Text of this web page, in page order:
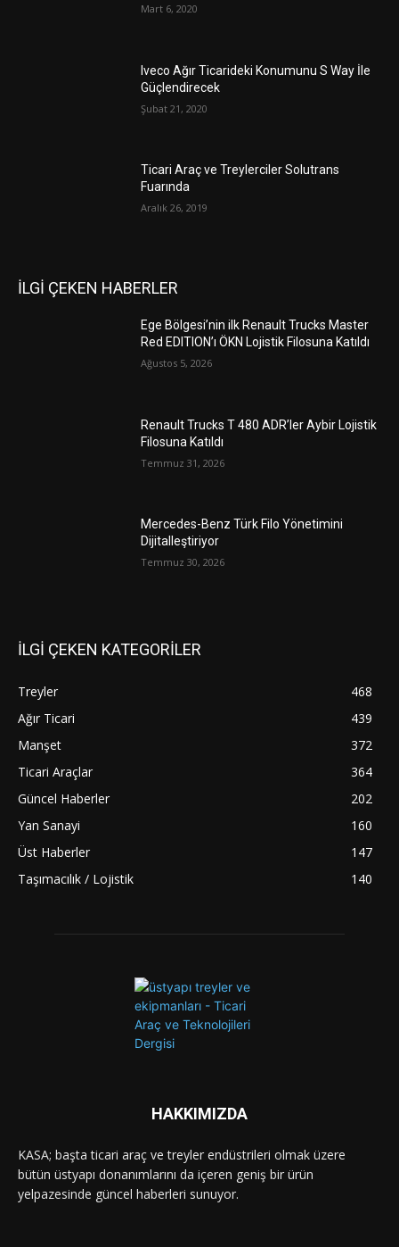
Mart 6, 2020
Iveco Ağır Ticarideki Konumunu S Way İle
Güçlendirecek
Şubat 21, 2020
Ticari Araç ve Treylerciler Solutrans
Fuarında
Aralık 26, 2019
İLGİ ÇEKEN HABERLER
Ege Bölgesi’nin ilk Renault Trucks Master
Red EDITION’ı ÖKN Lojistik Filosuna Katıldı
Ağustos 5, 2026
Renault Trucks T 480 ADR’ler Aybir Lojistik
Filosuna Katıldı
Temmuz 31, 2026
Mercedes-Benz Türk Filo Yönetimini
Dijitalleştiriyor
Temmuz 30, 2026
İLGİ ÇEKEN KATEGORİLER
Treyler
468
Ağır Ticari
439
Manşet
372
Ticari Araçlar
364
Güncel Haberler
202
Yan Sanayi
160
Üst Haberler
147
Taşımacılık / Lojistik
140
HAKKIMIZDA
KASA; başta ticari araç ve treyler endüstrileri olmak üzere
bütün üstyapı donanımlarını da içeren geniş bir ürün
yelpazesinde güncel haberleri sunuyor.